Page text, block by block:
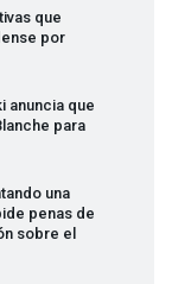
que
por
anuncia que
para
una
penas de
sobre el